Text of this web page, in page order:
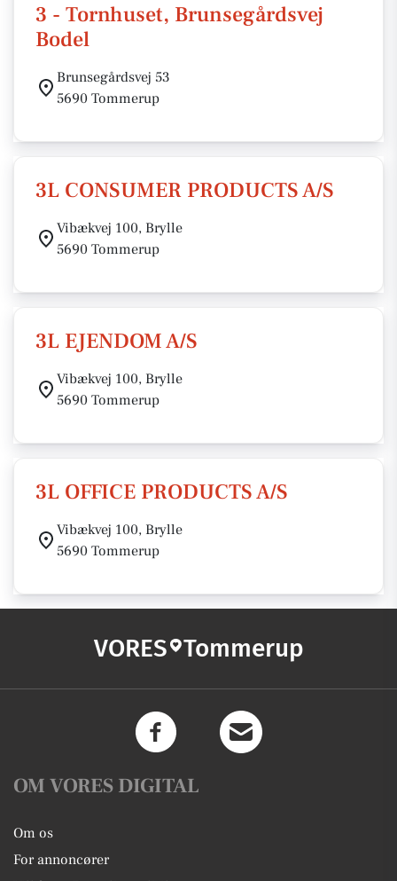
3 - Tornhuset, Brunsegårdsvej
Bodel
Brunsegårdsvej 53
5690 Tommerup
3L CONSUMER PRODUCTS A/S
Vibækvej 100, Brylle
5690 Tommerup
3L EJENDOM A/S
Vibækvej 100, Brylle
5690 Tommerup
3L OFFICE PRODUCTS A/S
Vibækvej 100, Brylle
5690 Tommerup
VORES Tommerup
OM VORES DIGITAL
Om os
For annoncører